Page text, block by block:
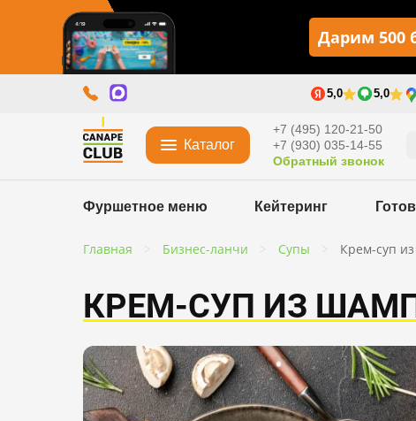
Дарим 500
5,0 5,0
Каталог
+7 (495) 120-21-50
+7 (930) 035-14-55
Обратный звонок
Фуршетное меню Кейтеринг
Главная Бизнес-ланчи Супы Крем-суп
КРЕМ-СУП ИЗ